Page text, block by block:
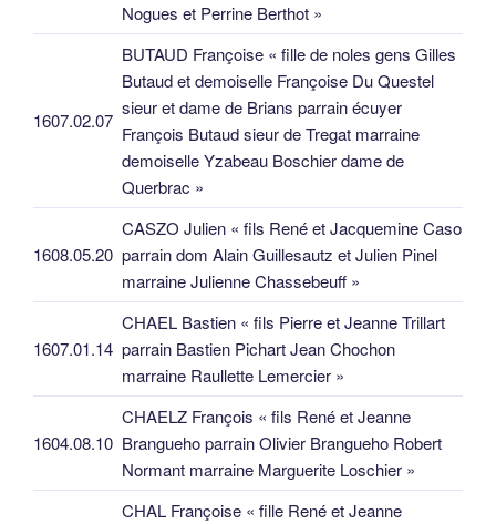
Nogues et Perrine Berthot »
1607.02.07
BUTAUD Françoise « fille de noles gens Gilles
Butaud et demoiselle Françoise Du Questel
sieur et dame de Brians parrain écuyer
François Butaud sieur de Tregat marraine
demoiselle Yzabeau Boschier dame de
Querbrac »
1608.05.20
CASZO Julien « fils René et Jacquemine Caso
parrain dom Alain Guillesautz et Julien Pinel
marraine Julienne Chassebeuff »
1607.01.14
CHAEL Bastien « fils Pierre et Jeanne Trillart
parrain Bastien Pichart Jean Chochon
marraine Raullette Lemercier »
1604.08.10
CHAELZ François « fils René et Jeanne
Brangueho parrain Olivier Brangueho Robert
Normant marraine Marguerite Loschier »
CHAL Françoise « fille René et Jeanne